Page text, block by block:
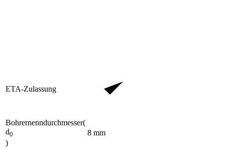
ETA-Zulassung
Bohrernenndurchmesser(
d0
)
8 mm